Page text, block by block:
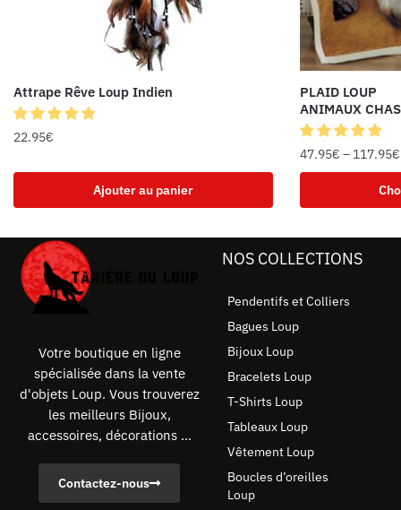
Attrape Rêve Loup Indien
22.95€
Ajouter au panier
PLAID LOUP
ANIMAUX
47.95€ – 117.95€
Votre boutique en ligne
spécialisée dans la vente
d'objets Loup. Vous trouverez
les meilleurs Bijoux,
accessoires, décorations ...
Contactez-nous
NOS COLLECTIONS
Pendentifs et Colliers
Bagues Loup
Bijoux Loup
Bracelets Loup
T-Shirts Loup
Tableaux Loup
Vêtement Loup
Boucles d’oreilles
Loup